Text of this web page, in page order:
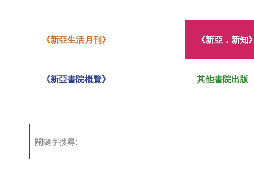
《新亞生活月刊》 《新亞．新知》
《新亞書院概覽》 其他書院出版